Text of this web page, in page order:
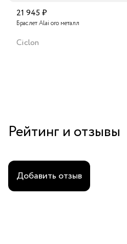
21 945 ₽
Браслет Alai oro металл
Ciclon
Рейтинг и отзывы
Добавить отзыв